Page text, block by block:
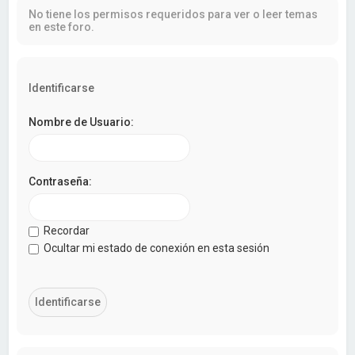
No tiene los permisos requeridos para ver o leer temas
en este foro.
Identificarse
Nombre de Usuario:
Contraseña:
Recordar
Ocultar mi estado de conexión en esta sesión